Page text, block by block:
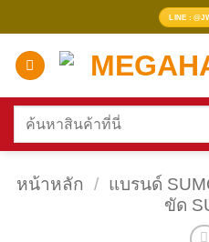
ไป
เนื้อหา
LINE :
ค้นหา:
หน้าหลัก / แบรนด์
ขัด